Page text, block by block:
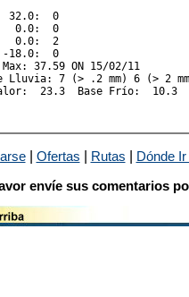
32.0:  0
0.0:  0
0.0:  2
-18.0:  0
37.59 ON 15/02/11
Lluvia: 7 (> .2 mm) 6 (> 2
| Ofertas Rutas Dónde
envíe sus comentarios